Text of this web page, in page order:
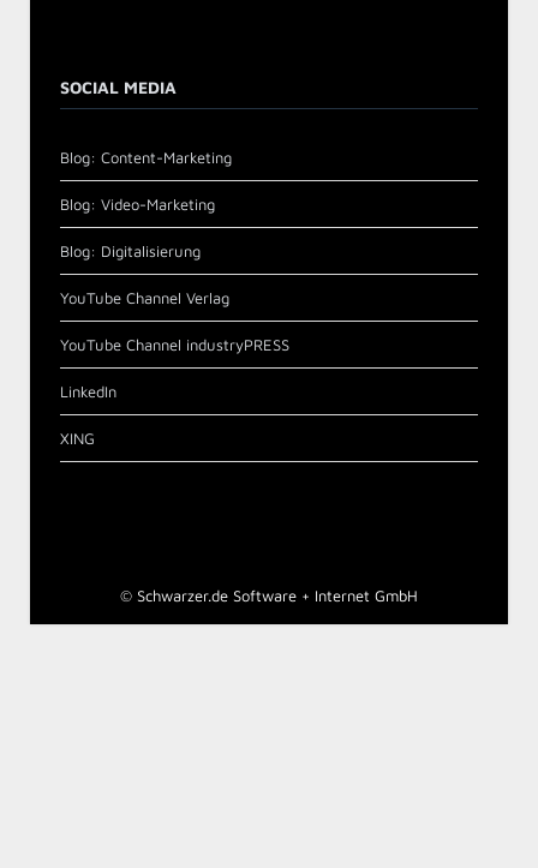
SOCIAL MEDIA
Blog: Content-Marketing
Blog: Video-Marketing
Blog: Digitalisierung
YouTube Channel Verlag
YouTube Channel industryPRESS
LinkedIn
XING
© Schwarzer.de Software + Internet GmbH